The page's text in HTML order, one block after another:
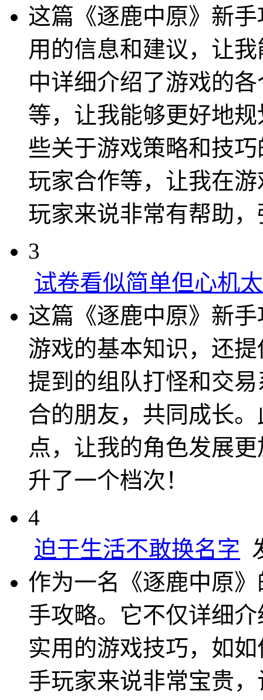
这篇《逐鹿中原》新
用的信息和建议，让
中详细介绍了游戏的
等，让我能够更好地
些关于游戏策略和技
玩家合作等，让我在
玩家来说非常有帮助
3
试卷看似简单但心机
这篇《逐鹿中原》新
游戏的基本知识，还
提到的组队打怪和交
合的朋友，共同成长
点，让我的角色发展
升了一个档次！
4
迫于生活不敢换名字
作为一名《逐鹿中原
手攻略。它不仅详细
实用的游戏技巧，如
手玩家来说非常宝贵